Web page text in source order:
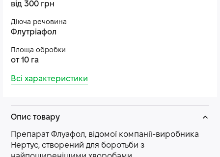
від 300 грн
Діюча речовина
Флутріафол
Площа обробки
от 10 га
Всі характеристики
Опис товару
Препарат Флуафол, відомої компанії-виробника
Нертус, створений для боротьби з